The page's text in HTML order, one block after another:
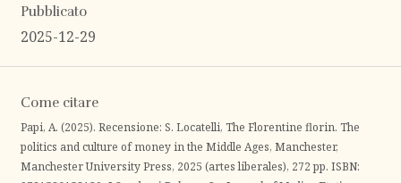
Pubblicato
2025-12-29
Come citare
Papi, A. (2025). Recensione: S. Locatelli, The Florentine florin. The
politics and culture of money in the Middle Ages, Manchester,
Manchester University Press, 2025 (artes liberales), 272 pp. ISBN: